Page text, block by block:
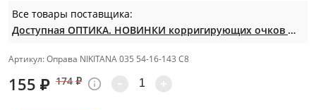
Все товары поставщика:
Доступная ОПТИКА. НОВИНКИ корригирующих очков по СУПЕР ценам. Таких нет на МП.
Артикул: Оправа NIKITANA 035 54-16-143 С8
155 ₽ 174 ₽